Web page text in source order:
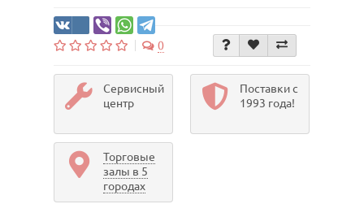
0
Сервисный
центр
Поставки с
1993 года!
Торговые
залы в 5
городах